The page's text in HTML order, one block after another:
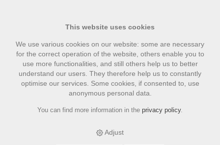
accesories › JoeFrex Zubehör › Tampingstation Silikon
This website uses cookies
We use various cookies on our website: some are necessary
for the correct operation of the website, others enable you to
use more functionalities, and still others help us to better
understand our users. They therefore help us to constantly
optimise our services. Some cookies, if consented to, use
anonymous personal data.
You can find more information in the privacy policy.
Adjust